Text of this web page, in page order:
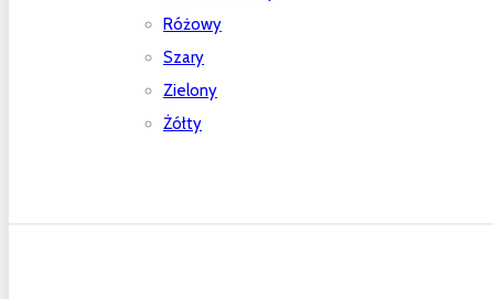
Różowy
Szary
Zielony
Żółty